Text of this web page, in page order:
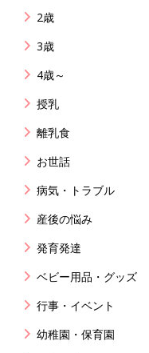
2歳
3歳
4歳～
授乳
離乳食
お世話
病気・トラブル
産後の悩み
発育発達
ベビー用品・グッズ
行事・イベント
幼稚園・保育園